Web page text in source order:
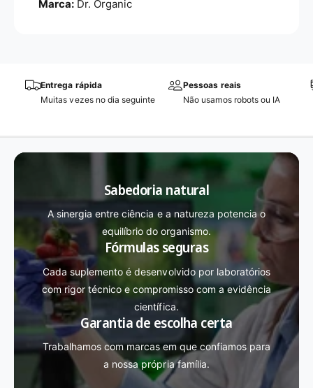
Marca: Dr. Organic
Entrega rápida
Muitas vezes no dia seguinte
Pessoas reais
Não usamos robots ou IA
Sabedoria natural
A sinergia entre ciência e a natureza potencia o
equilíbrio do organismo.
Fórmulas seguras
Cada suplemento é desenvolvido por laboratórios
com rigor técnico e compromisso com a evidência
científica.
Garantia de escolha certa
Trabalhamos com marcas em que confiamos para
a nossa própria família.